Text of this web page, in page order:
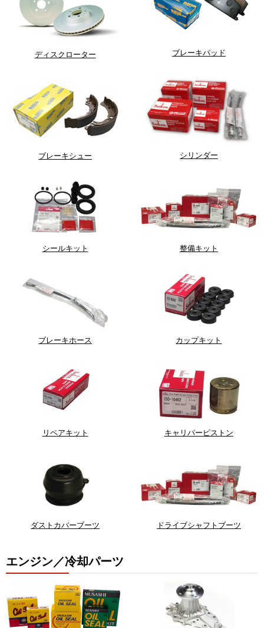
ディスクローター ブレーキパッド
ブレーキシュー シリンダー
シールキット 整備キット
ブレーキホース カップキット
リペアキット キャリパーピストン
ダストカバーブーツ ドライブシャフトブーツ
エンジン／冷却パーツ